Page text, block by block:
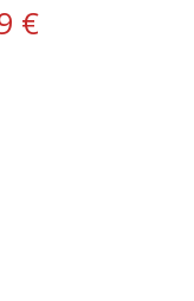
€Current